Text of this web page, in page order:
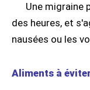
Une migraine
des heures, et
nausées ou les
Aliments à